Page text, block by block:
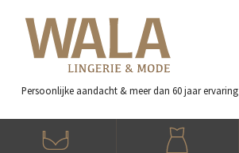
Persoonlijke aandacht & meer dan 60 jaar ervaring